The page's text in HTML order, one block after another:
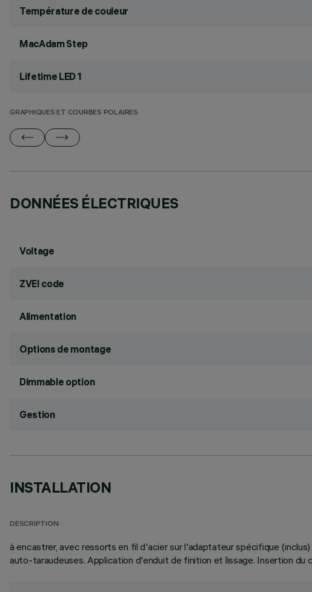
Température de couleur
MacAdam Step
Lifetime LED 1
GRAPHIQUES ET COURBES POLAIRES
DONNÉES ÉLECTRIQUES
Voltage
ZVEI code
Alimentation
Options de montage
Dimmable option
Gestion
INSTALLATION
DESCRIPTION
à encastrer, avec ressorts en fil d'acier sur l'adaptateur spécifique
auto-taraudeuses. Application d'enduit de finition et lissage. Insertion